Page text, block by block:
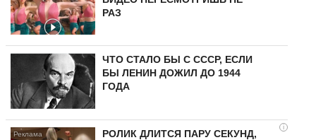
РАЗ
ЧТО СТАЛО БЫ С СССР, ЕСЛИ
БЫ ЛЕНИН ДОЖИЛ ДО 1944
ГОДА
i
РОЛИК ДЛИТСЯ ПАРУ СЕКУНД,